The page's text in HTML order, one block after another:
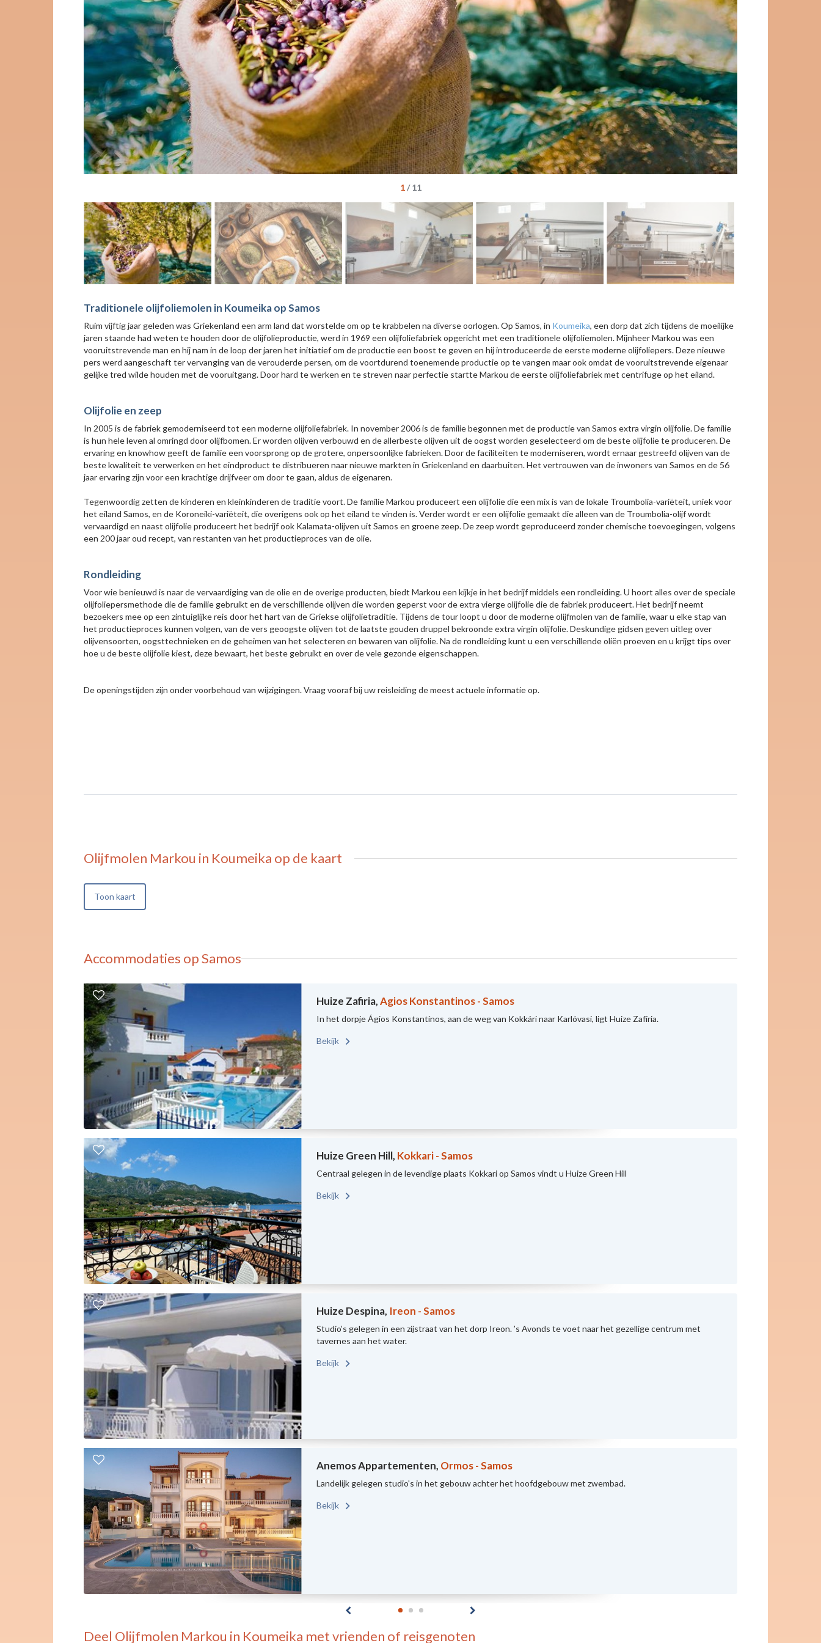
1/11
Traditionele olijfoliemolen in Koumeika op Samos
Ruim vijftig jaar geleden was Griekenland een arm land dat worstelde om op te krabbelen na diverse oorlogen. Op Samos, in Koumeika, een dorp dat zich tijdens de moeilijke
jaren staande had weten te houden door de olijfolieproductie, werd in 1969 een olijfoliefabriek opgericht met een traditionele olijfoliemolen. Mijnheer Markou was een
vooruitstrevende man en hij nam in de loop der jaren het initiatief om de productie een boost te geven en hij introduceerde de eerste moderne olijfoliepers. Deze nieuwe
pers werd aangeschaft ter vervanging van de verouderde persen, om de voortdurend toenemende productie op te vangen maar ook omdat de vooruitstrevende eigenaar
gelijke tred wilde houden met de vooruitgang. Door hard te werken en te streven naar perfectie startte Markou de eerste olijfoliefabriek met centrifuge op het eiland.
Olijfolie en zeep
In 2005 is de fabriek gemoderniseerd tot een moderne olijfoliefabriek. In november 2006 is de familie begonnen met de productie van Samos extra virgin olijfolie. De familie
is hun hele leven al omringd door olijfbomen. Er worden olijven verbouwd en de allerbeste olijven uit de oogst worden geselecteerd om de beste olijfolie te produceren. De
ervaring en knowhow geeft de familie een voorsprong op de grotere, onpersoonlijke fabrieken. Door de faciliteiten te moderniseren, wordt ernaar gestreefd olijven van de
beste kwaliteit te verwerken en het eindproduct te distribueren naar nieuwe markten in Griekenland en daarbuiten. Het vertrouwen van de inwoners van Samos en de 56
jaar ervaring zijn voor een krachtige drijfveer om door te gaan, aldus de eigenaren.
Tegenwoordig zetten de kinderen en kleinkinderen de traditie voort. De familie Markou produceert een olijfolie die een mix is van de lokale Troumbolia-variëteit, uniek voor
het eiland Samos, en de Koroneiki-variëteit, die overigens ook op het eiland te vinden is. Verder wordt er een olijfolie gemaakt die alleen van de Troumbolia-olijf wordt
vervaardigd en naast olijfolie produceert het bedrijf ook Kalamata-olijven uit Samos en groene zeep. De zeep wordt geproduceerd zonder chemische toevoegingen, volgens
een 200 jaar oud recept, van restanten van het productieproces van de olie.
Rondleiding
Voor wie benieuwd is naar de vervaardiging van de olie en de overige producten, biedt Markou een kijkje in het bedrijf middels een rondleiding. U hoort alles over de speciale
olijfoliepersmethode die de familie gebruikt en de verschillende olijven die worden geperst voor de extra vierge olijfolie die de fabriek produceert. Het bedrijf neemt
bezoekers mee op een zintuiglijke reis door het hart van de Griekse olijfolietraditie. Tijdens de tour loopt u door de moderne olijfmolen van de familie, waar u elke stap van
het productieproces kunnen volgen, van de vers geoogste olijven tot de laatste gouden druppel bekroonde extra virgin olijfolie. Deskundige gidsen geven uitleg over
olijvensoorten, oogsttechnieken en de geheimen van het selecteren en bewaren van olijfolie. Na de rondleiding kunt u een verschillende oliën proeven en u krijgt tips over
hoe u de beste olijfolie kiest, deze bewaart, het beste gebruikt en over de vele gezonde eigenschappen.
De openingstijden zijn onder voorbehoud van wijzigingen. Vraag vooraf bij uw reisleiding de meest actuele informatie op.
Olijfmolen Markou in Koumeika op de kaart
Toon kaart
Accommodaties op Samos
Huize Zafiria,Agios Konstantinos - Samos
In het dorpje Ágios Konstantínos, aan de weg van Kokkári naar Karlóvasi, ligt Huize Zafíria.
Bekijk
Huize Green Hill, Kokkari - Samos
Centraal gelegen in de levendige plaats Kokkari op Samos vindt u Huize Green Hill
Bekijk
Huize Despina, Ireon - Samos
Studio’s gelegen in een zijstraat van het dorp Ireon. ’s Avonds te voet naar het gezellige centrum met
tavernes aan het water.
Bekijk
Anemos Appartementen, Ormos - Samos
Landelijk gelegen studio's in het gebouw achter het hoofdgebouw met zwembad.
Bekijk
Deel Olijfmolen Markou in Koumeika met vrienden of reisgenoten